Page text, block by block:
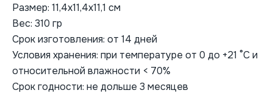
Размер: 11,4х11,4х11,1 см
Вес: 310 гр
Срок изготовления: от 14 дней
Условия хранения: при температуре от 0 до +21 °С и
относительной влажности < 70%
Срок годности: не дольше 3 месяцев